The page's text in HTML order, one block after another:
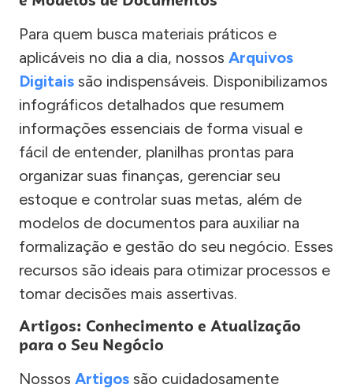
Para quem busca materiais práticos e
aplicáveis no dia a dia, nossos Arquivos
Digitais são indispensáveis. Disponibilizamos
infográficos detalhados que resumem
informações essenciais de forma visual e
fácil de entender, planilhas prontas para
organizar suas finanças, gerenciar seu
estoque e controlar suas metas, além de
modelos de documentos para auxiliar na
formalização e gestão do seu negócio. Esses
recursos são ideais para otimizar processos e
tomar decisões mais assertivas.
Artigos: Conhecimento e Atualização
para o Seu Negócio
Nossos Artigos são cuidadosamente